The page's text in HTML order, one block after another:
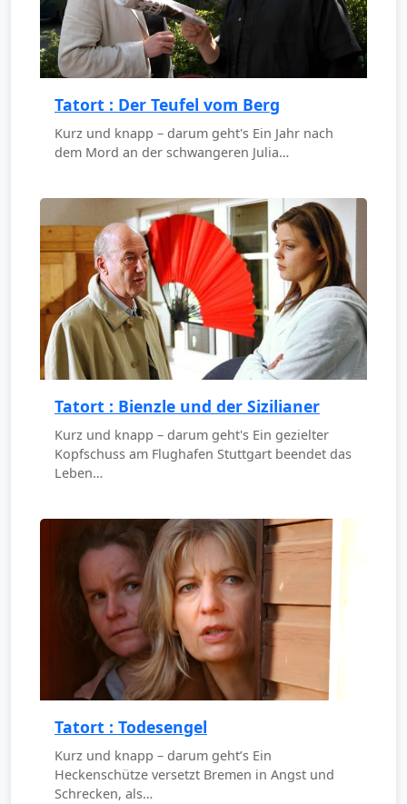
Tatort : Der Teufel vom Berg
Kurz und knapp – darum geht's Ein Jahr nach
dem Mord an der schwangeren Julia…
Tatort : Bienzle und der Sizilianer
Kurz und knapp – darum geht's Ein gezielter
Kopfschuss am Flughafen Stuttgart beendet das
Leben…
Tatort : Todesengel
Kurz und knapp – darum geht’s Ein
Heckenschütze versetzt Bremen in Angst und
Schrecken, als…